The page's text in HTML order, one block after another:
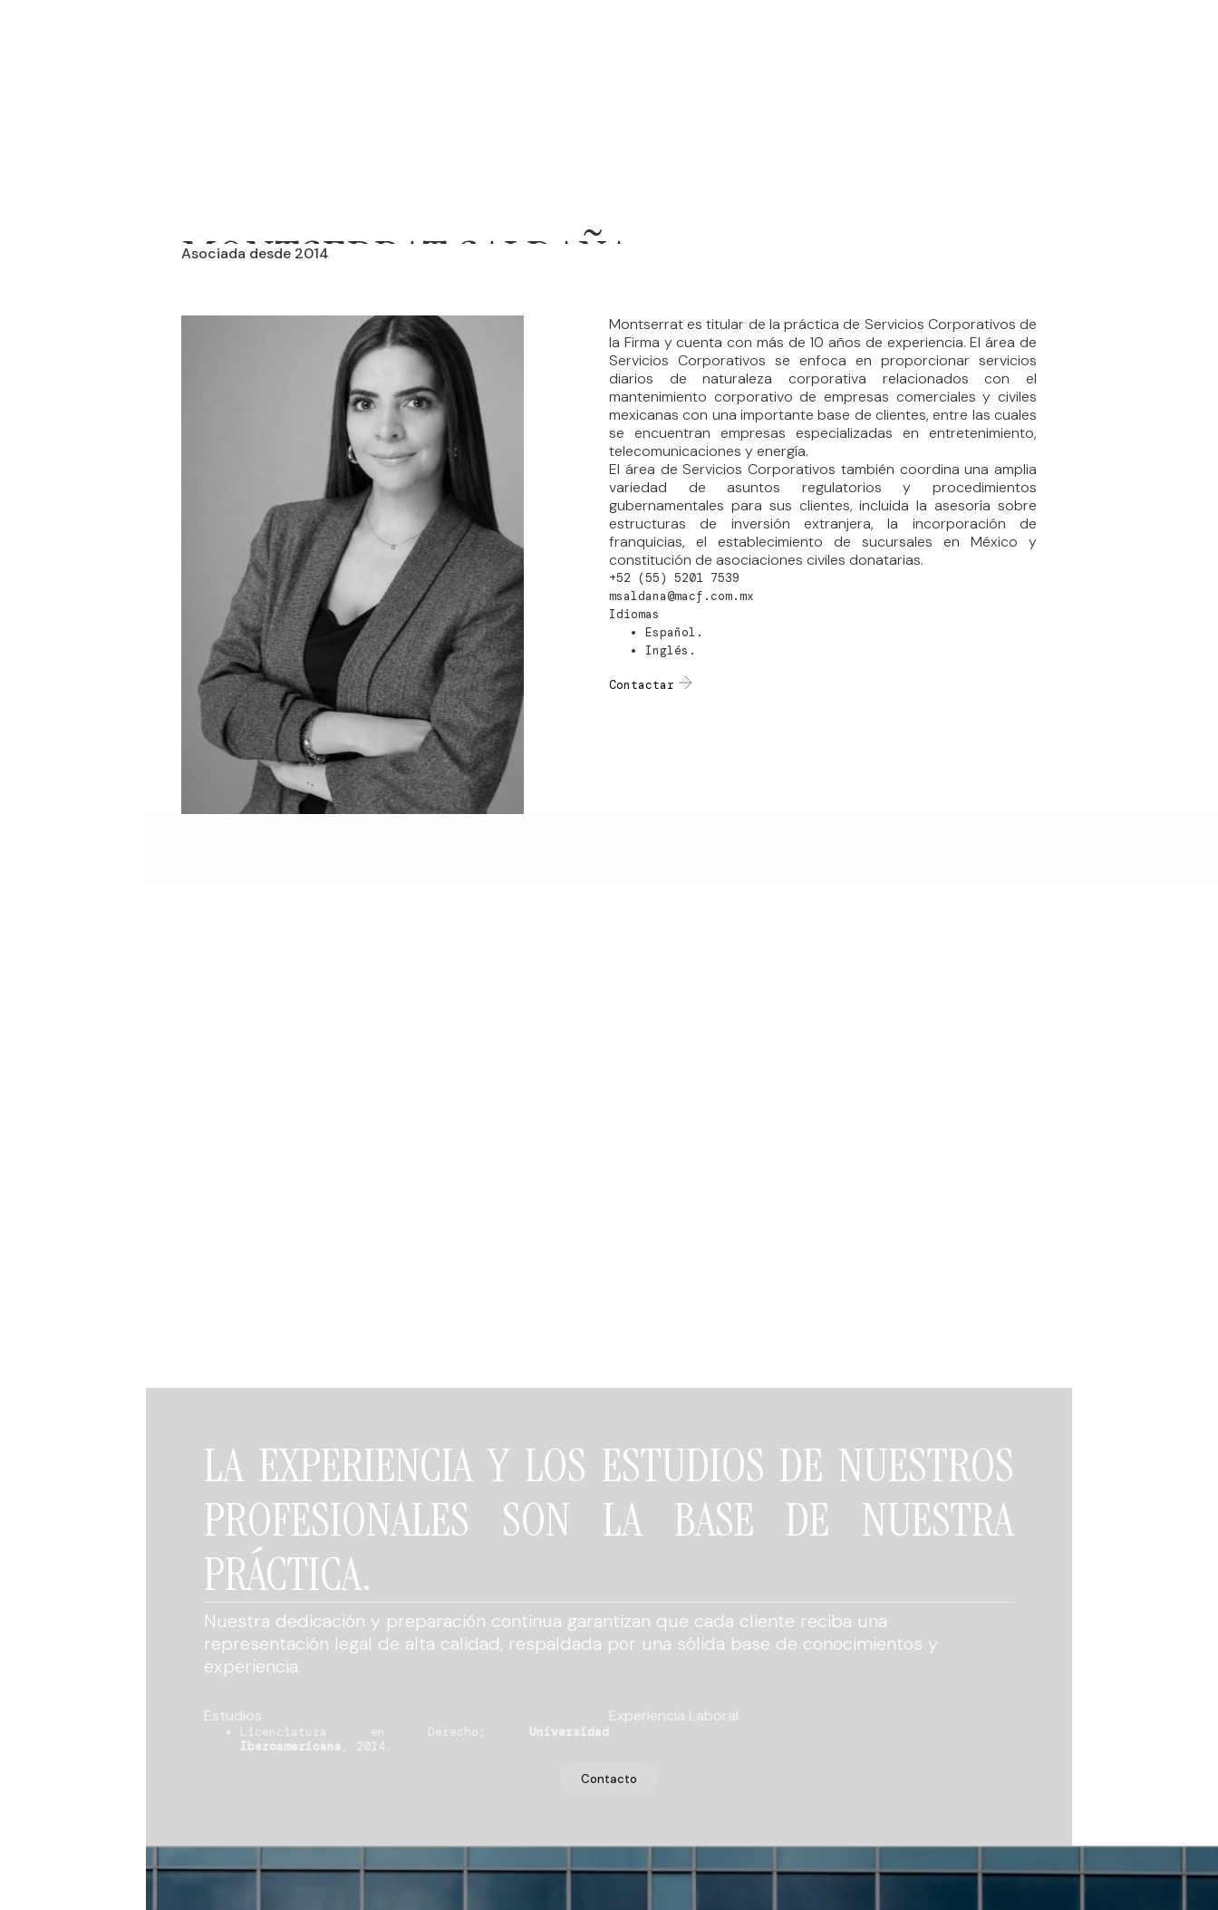
MONTSERRAT SALDAÑA
Asociada desde 2014
Montserrat es titular de la práctica de Servicios Corporativos de
la Firma y cuenta con más de 10 años de experiencia. El área de
Servicios Corporativos se enfoca en proporcionar servicios
diarios de naturaleza corporativa relacionados con el
mantenimiento corporativo de empresas comerciales y civiles
mexicanas con una importante base de clientes, entre las cuales
se encuentran empresas especializadas en entretenimiento,
telecomunicaciones y energía.
El área de Servicios Corporativos también coordina una amplia
variedad de asuntos regulatorios y procedimientos
gubernamentales para sus clientes, incluida la asesoría sobre
estructuras de inversión extranjera, la incorporación de
franquicias, el establecimiento de sucursales en México y
constitución de asociaciones civiles donatarias.
+52 (55) 5201 7539
msaldana@macf.com.mx
Idiomas
Español.
Inglés.
Contactar
LA EXPERIENCIA Y LOS ESTUDIOS DE NUESTROS
PROFESIONALES SON LA BASE DE NUESTRA
PRÁCTICA.
Nuestra dedicación y preparación continua garantizan que cada cliente reciba una
representación legal de alta calidad, respaldada por una sólida base de conocimientos y
experiencia.
Estudios
Licenciatura en Derecho; Universidad
Iberoamericana , 2014.
Experiencia Laboral
Contacto